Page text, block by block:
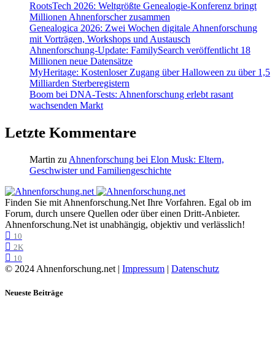
RootsTech 2026: Weltgrößte Genealogie-Konferenz bringt
Millionen Ahnenforscher zusammen
Genealogica 2026: Zwei Wochen digitale Ahnenforschung
mit Vorträgen, Workshops und Austausch
Ahnenforschung-Update: FamilySearch veröffentlicht 18
Millionen neue Datensätze
MyHeritage: Kostenloser Zugang über Halloween zu über 1,5
Milliarden Sterberegistern
Boom bei DNA-Tests: Ahnenforschung erlebt rasant
wachsenden Markt
Letzte Kommentare
Martin zu Ahnenforschung bei Elon Musk: Eltern,
Geschwister und Familiengeschichte
Finden Sie mit Ahnenforschung.Net Ihre Vorfahren. Egal ob im
Forum, durch unsere Quellen oder über einen Dritt-Anbieter.
Ahnenforschung.Net ist unabhängig, objektiv und verlässlich!
10
2K
10
© 2024 Ahnenforschung.net | Impressum | Datenschutz
Neueste Beiträge